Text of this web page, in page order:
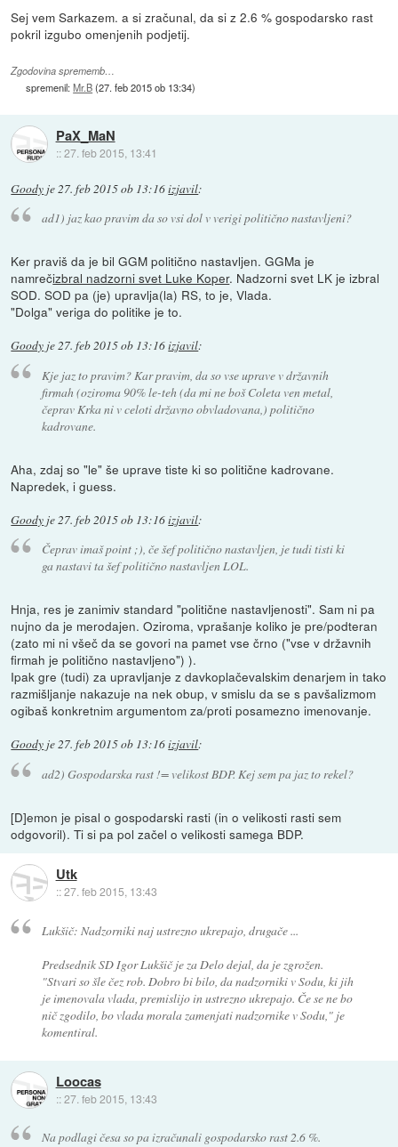
Sej vem Sarkazem. a si zračunal, da si z 2.6 % gospodarsko rast
pokril izgubo omenjenih podjetij.
Zgodovina sprememb…
spremenil:Mr.B(27. feb 2015 ob 13:34)
PaX_MaN
::27. feb 2015, 13:41
Goody je27. feb 2015 ob 13:16izjavil:
ad1) jaz kao pravim da so vsi dol v verigi politično nastavljeni?
Ker praviš da je bil GGM politično nastavljen. GGMa je
namrečizbral nadzorni svet Luke Koper. Nadzorni svet LK je izbral
SOD. SOD pa (je) upravlja(la) RS, to je, Vlada.
"Dolga" veriga do politike je to.
Goody je27. feb 2015 ob 13:16izjavil:
Kje jaz to pravim? Kar pravim, da so vse uprave v državnih
firmah (oziroma 90% le-teh (da mi ne boš Coleta ven metal,
čeprav Krka ni v celoti državno obvladovana,) politično
kadrovane.
Aha, zdaj so "le" še uprave tiste ki so politične kadrovane.
Napredek, i guess.
Goody je27. feb 2015 ob 13:16izjavil:
Čeprav imaš point ;), če šef politično nastavljen, je tudi tisti ki
ga nastavi ta šef politično nastavljen LOL.
Hnja, res je zanimiv standard "politične nastavljenosti". Sam ni pa
nujno da je merodajen. Oziroma, vprašanje koliko je pre/podteran
(zato mi ni všeč da se govori na pamet vse črno ("vse v državnih
firmah je politično nastavljeno") ).
Ipak gre (tudi) za upravljanje z davkoplačevalskim denarjem in tako
razmišljanje nakazuje na nek obup, v smislu da se s pavšalizmom
ogibaš konkretnim argumentom za/proti posamezno imenovanje.
Goody je27. feb 2015 ob 13:16izjavil:
ad2) Gospodarska rast != velikost BDP. Kej sem pa jaz to rekel?
[D]emon je pisal o gospodarski rasti (in o velikosti rasti sem
odgovoril). Ti si pa pol začel o velikosti samega BDP.
Utk
::27. feb 2015, 13:43
Lukšič: Nadzorniki naj ustrezno ukrepajo, drugače ...
Predsednik SD Igor Lukšič je za Delo dejal, da je zgrožen.
"Stvari so šle čez rob. Dobro bi bilo, da nadzorniki v Sodu, ki jih
je imenovala vlada, premislijo in ustrezno ukrepajo. Če se ne bo
nič zgodilo, bo vlada morala zamenjati nadzornike v Sodu," je
komentiral.
Loocas
::27. feb 2015, 13:43
Na podlagi česa so pa izračunali gospodarsko rast 2.6 %.